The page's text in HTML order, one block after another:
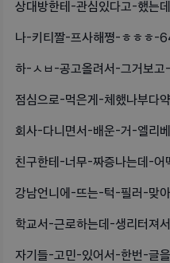
상대방한테-관심있다고-했
나-키티짤-프사해쪙-ㅎㅎㅎ-
하-ㅅㅂ-공고올려서-그거보
점심으로-먹은게-체했나부다
회사-다니면서-배운-거-엘리
친구한테-너무-짜증나는데-
강남언니에-뜨는-턱-필러-맞
학교서-근로하는데-생리터
자기들-고민-있어서-한번-글